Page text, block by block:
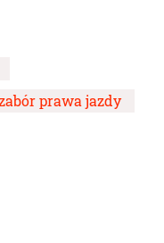
prawa jazdy